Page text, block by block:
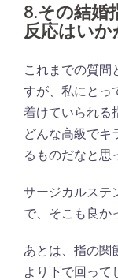
8.その結婚
反応はいか
これまでの質問
すが、私にとっ
着けていられる
どんな高級でキ
るものだなと思
サージカルステ
で、そこも良か
あとは、指の関
より下で回って